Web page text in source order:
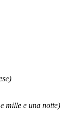
mille e una notte)